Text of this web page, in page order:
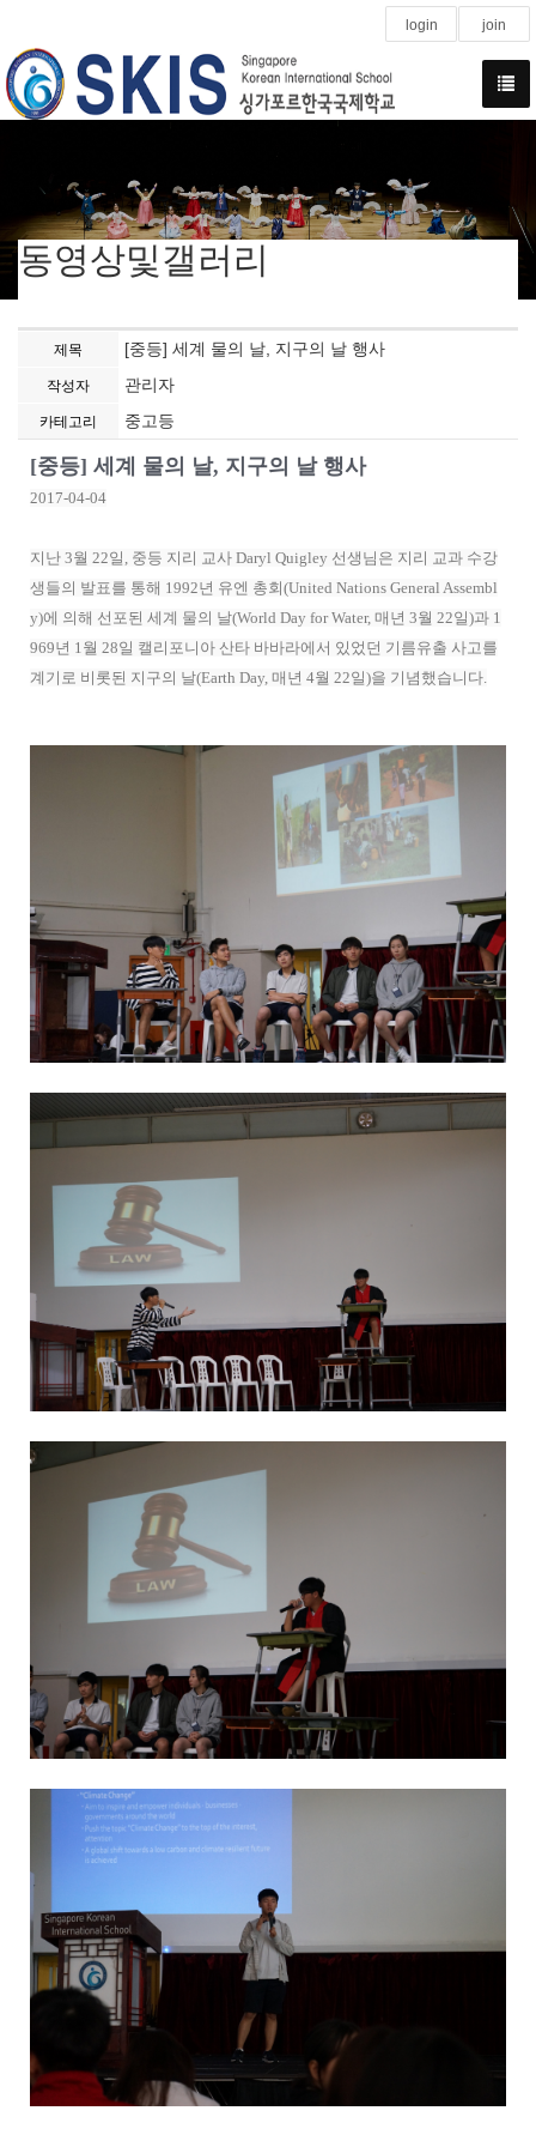
login join
동영상및갤러리
제목 [중등] 세계 물의 날, 지구의 날 행사
작성자 관리자
카테고리 중고등
[중등] 세계 물의 날, 지구의 날 행사
2017-04-04
지난 3월 22일, 중등 지리 교사 Daryl Quigley 선생님은 지리 교과 수강
생들의 발표를 통해 1992년 유엔 총회(United Nations General Assembl
y)에 의해 선포된 세계 물의 날(World Day for Water, 매년 3월 22일)과 1
969년 1월 28일 캘리포니아 산타 바바라에서 있었던 기름유출 사고를
계기로 비롯된 지구의 날(Earth Day, 매년 4월 22일)을 기념했습니다.